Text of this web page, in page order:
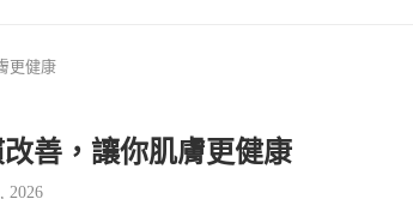
更健康
善，讓你肌膚更健康
2026